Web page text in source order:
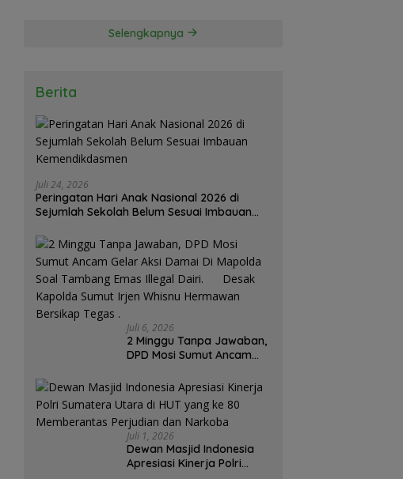
Selengkapnya
Berita
Juli 24, 2026
Peringatan Hari Anak Nasional 2026 di
Sejumlah Sekolah Belum Sesuai Imbauan
Juli 6, 2026
2 Minggu Tanpa Jawaban,
DPD Mosi Sumut Ancam
Mapolda Soal Tambang
Emas Illegal Dairi.
Desak Kapolda Sumut
Irjen Whisnu Hermawan
Bersikap Tegas .
Juli 1, 2026
Dewan Masjid Indonesia
Apresiasi Kinerja Polri